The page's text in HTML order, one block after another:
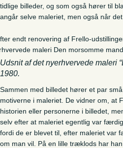
tidlige billeder, og som også hører til
angår selve maleriet, men også når
Udsnit af det nyerhvervede maleri
1980.
Sammen med billedet hører et par
motiverne i maleriet. De vidner om, at
historien eller personerne i billedet,
selv efter at maleriet egentlig var
fordi de er blevet til, efter maleriet var
om man vil. På en lille træklods har